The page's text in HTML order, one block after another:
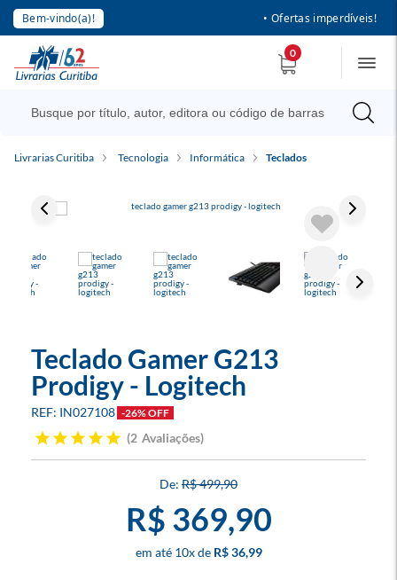
Bem-vindo(a)! • Ofertas imperdíveis!
0
Livrarias Curitiba Tecnologia Informática Teclados
Teclado Gamer G213
Prodigy - Logitech
IN027108 -26% OFF
2 Avaliações
R$ 499,90
R$ 369,90
10x R$ 36,99